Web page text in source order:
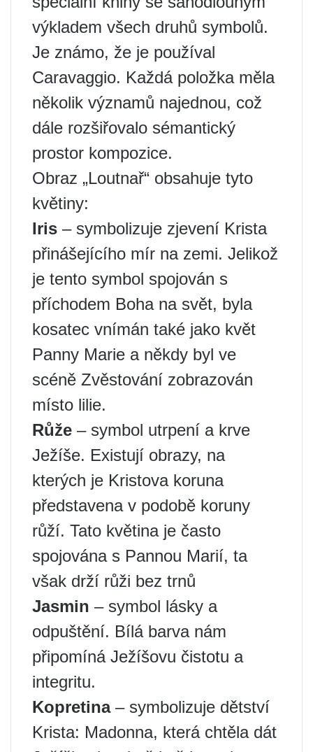
výkladem všech druhů symbolů.
Je známo, že je používal
Caravaggio. Každá položka měla
několik významů najednou, což
dále rozšiřovalo sémantický
prostor kompozice.
Obraz „Loutnař“ obsahuje tyto
květiny:
Iris – symbolizuje zjevení Krista
přinášejícího mír na zemi. Jelikož
je tento symbol spojován s
příchodem Boha na svět, byla
kosatec vnímán také jako květ
Panny Marie a někdy byl ve
scéně Zvěstování zobrazován
místo lilie.
Růže – symbol utrpení a krve
Ježíše. Existují obrazy, na
kterých je Kristova koruna
představena v podobě koruny
růží. Tato květina je často
spojována s Pannou Marií, ta
však drží růži bez trnů
Jasmin – symbol lásky a
odpuštění. Bílá barva nám
připomíná Ježíšovu čistotu a
integritu.
Kopretina– symbolizuje dětství
Krista: Madonna, která chtěla dát